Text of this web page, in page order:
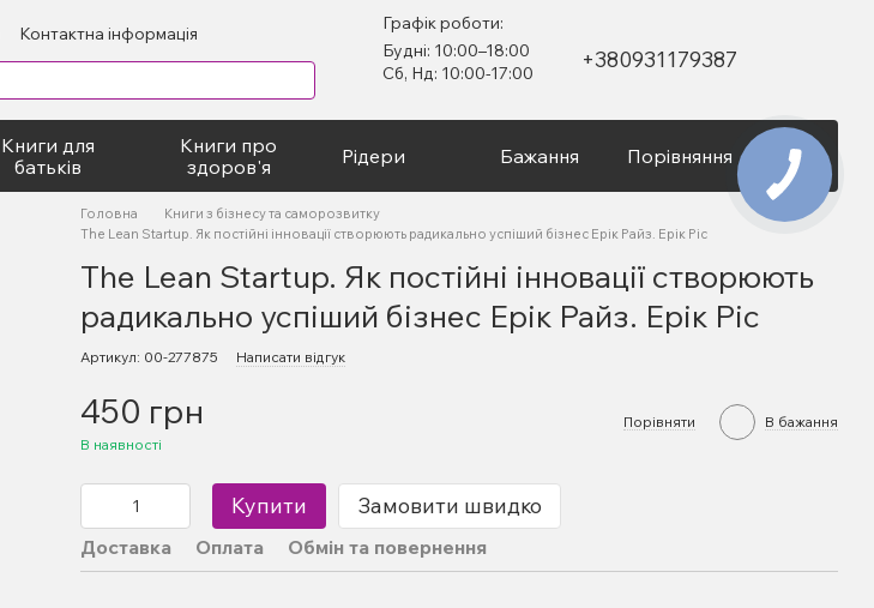
Контактна інформація
Графік роботи:
Будні: 10:00–18:00
Сб, Нд: 10:00-17:00
+380931179387
Книги для
батьків
Книги про
здоров'я
Рідери Бажання Порівняння Вхід
Головна
Книги з бізнесу та саморозвитку
The Lean Startup. Як постійні інновації створюють радикально успіший бізнес Ерік Райз. Ерік Ріс
The Lean Startup. Як постійні інновації створюють
радикально успіший бізнес Ерік Райз. Ерік Ріс
Артикул: 00-277875 Написати відгук
450 грн
В наявності
Порівняти В бажання
Купити Замовити швидко
Доставка Оплата Обмін та повернення